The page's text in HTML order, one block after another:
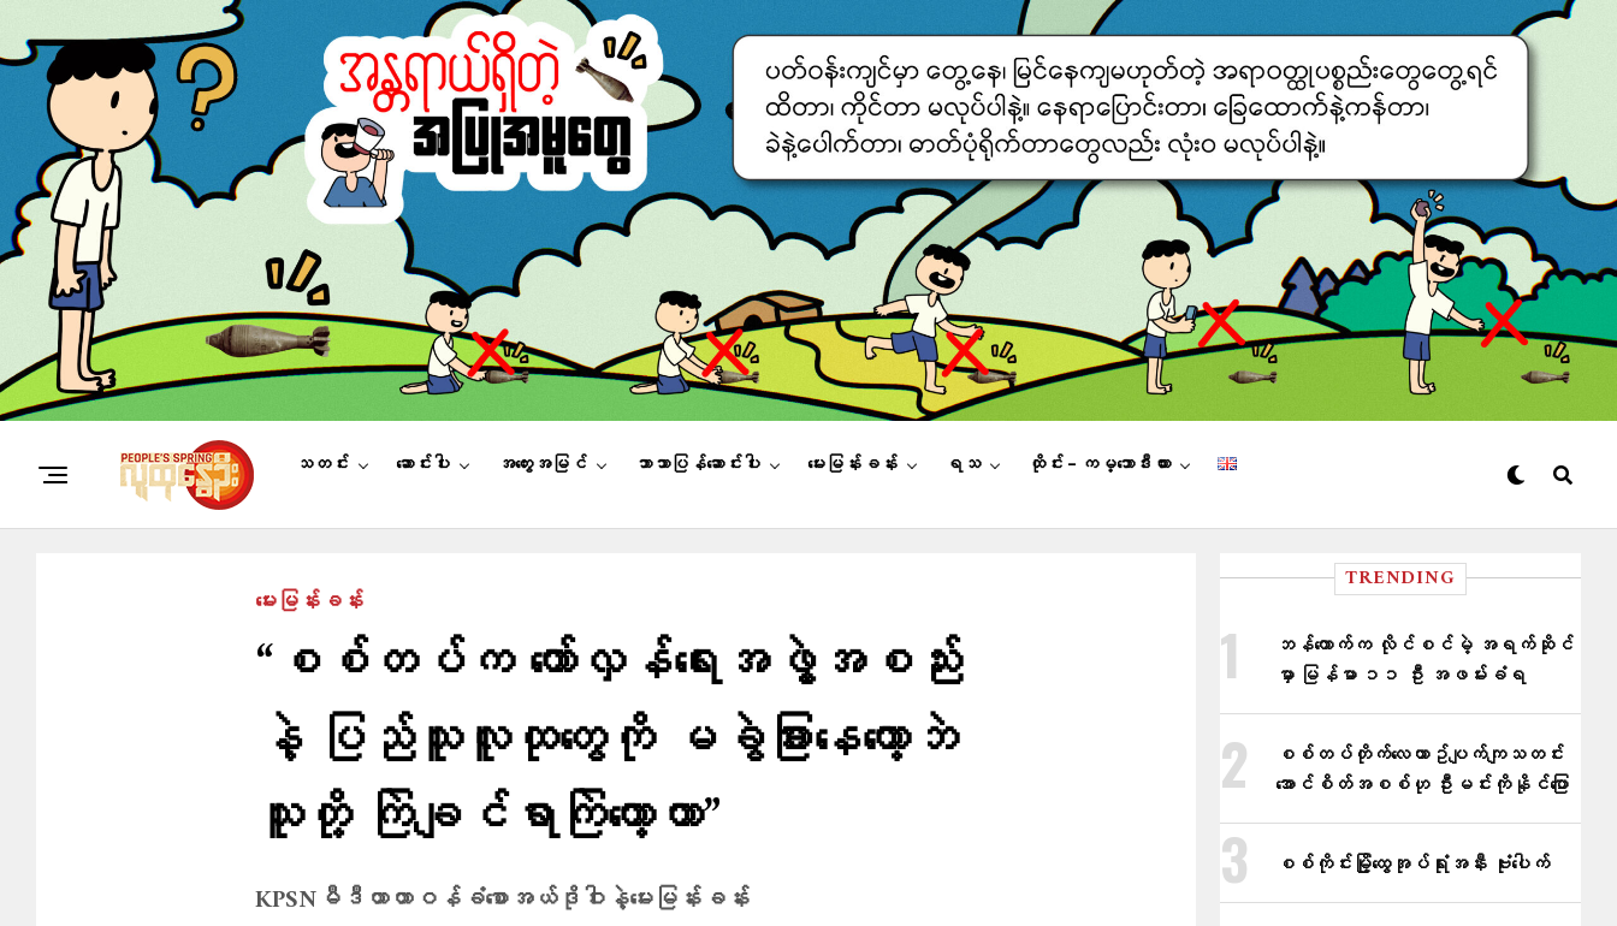
သတင်း ဆောင်းပါး အတွေးအမြင် ဘာသာပြန်ဆောင်းပါး မေးမြန်းခန်း ရသ ထိုင်း – ကမ္ဘောဒီးယား
မေးမြန်းခန်း
“စစ်တပ်က တော်လှန်ရေးအဖွဲ့အစည်း
နဲ့ ပြည်သူလူထုတွေကို မခွဲခြားနေတော့ဘဲ
သူတို့ ကြဲချင်ရာကြဲတော့တာ”
KPSNမီဒီယာတာဝန်ခံစောအယ်ဒိုဝါးနဲ့မေးမြန်းခန်း
TRENDING
ဘန်ကောက်က လိုင်စင်မဲ့ အရက်ဆိုင်
မှာ မြန်မာ ၁၁ ဦး အဖမ်းခံရ
စစ်တပ်တိုက်​လေယာဥ်ပျက်ကျသတင်း
အောင်စိတ်အစစ်ဟု ဦးမင်းကိုနိုင်​ပြော
စစ်ကိုင်းမြို့ထွေအုပ်ရုံးအနီး ဗုံးပေါက်